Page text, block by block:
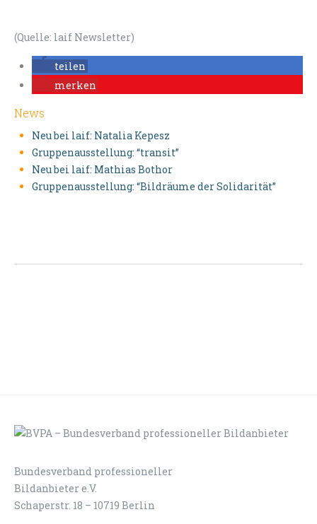
(Quelle: laif Newsletter)
teilen
merken
News
Neu bei laif: Natalia Kepesz
Gruppenausstellung: “transit”
Neu bei laif: Mathias Bothor
Gruppenausstellung: “Bildräume der Solidarität”
Bundesverband professioneller
Bildanbieter e.V.
Schaperstr. 18 – 10719 Berlin